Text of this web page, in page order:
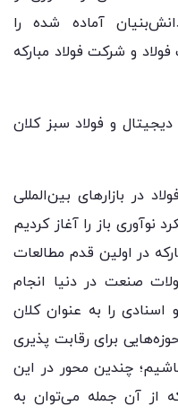
آماده شده را
و شرکت فولاد مبارکه
صنعت ۴.۰، تحول دیجیتال و فولاد سبز کلان
در بازارهای بین‌المللی
باز را آغاز کردیم
در اولین قدم مطالعات
صنعت در دنیا انجام
را به عنوان کلان
برای رقابت پذیری
چندین محور در این
از آن جمله می‌توان به